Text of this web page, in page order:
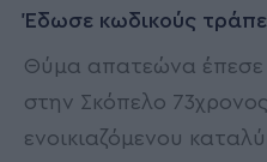
Έδωσε κωδικούς
Θύμα απατεώνα έπεσε
στην Σκόπελο
ενοικιαζόμενου